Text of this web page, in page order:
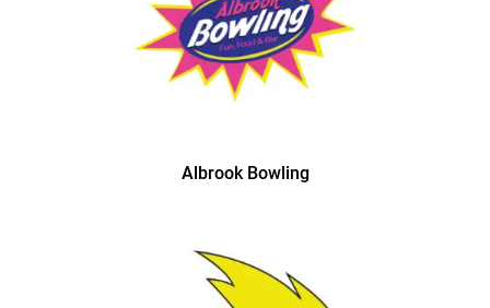
Albrook Bowling